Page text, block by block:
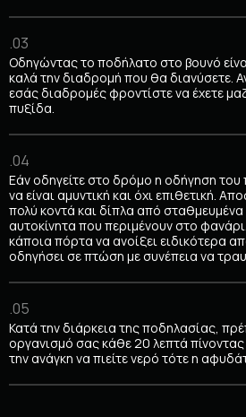
.03
Οδηγώντας το ποδήλατο στο βουνό
καλά την διαδρομή που θα διανύσετε.
εσάς διαδρομές φροντίστε να έχετε
πυξίδα.
.04
Εάν οδηγείτε στο δρόμο η οδήγηση
να είναι αμυντική και όχι επιθετική.
πολύ κοντά και δίπλα από σταθμευμένα
αυτοκίνητα που περιμένουν στο
κάποια πόρτα να ανοίξει ειδικότερα
οδηγήσει σε πτώση με συνέπεια να
.05
Κατά την διάρκεια της ποδηλασίας,
οργανισμό σας κάθε 20 λεπτά
την ανάγκη να πιείτε νερό τότε η